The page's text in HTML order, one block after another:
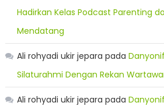
Hadirkan Kelas Podcast Parenting
Mendatang
Ali rohyadi ukir jepara pada
Silaturahmi Dengan Rekan
Ali rohyadi ukir jepara pada